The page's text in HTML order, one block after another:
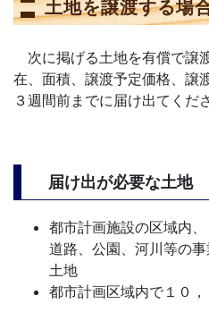
土地を譲渡する場
次に掲げる土地を有償で譲
在、面積、譲渡予定価格、譲
３週間前までに届け出てくだ
届け出が必要な土地
都市計画施設の区域内
道路、公園、河川等の
土地
都市計画区域内で１０